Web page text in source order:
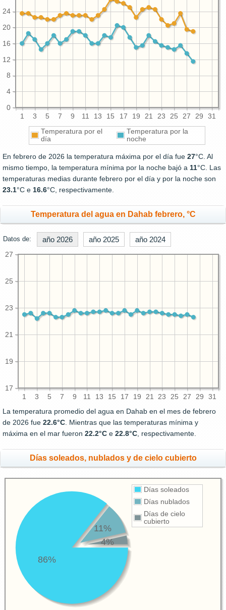
1 3 5 7 9 11 13 15 17 19 21 23 25 27 29 31
0
4
8
12
16
20
24
Temperatura por el
día
Temperatura por la
noche
En febrero de 2026 la temperatura máxima por el día fue 27°C. Al
mismo tiempo, la temperatura mínima por la noche bajó a 11°C. Las
temperaturas medias durante febrero por el día y por la noche son
23.1°C e 16.6°C, respectivamente.
Temperatura del agua en Dahab febrero, °C
Datos de: año 2026 año 2025 año 2024
1 3 5 7 9 11 13 15 17 19 21 23 25 27 29 31
17
19
21
23
25
27
La temperatura promedio del agua en Dahab en el mes de febrero
de 2026 fue 22.6°C. Mientras que las temperaturas mínima y
máxima en el mar fueron 22.2°C e 22.8°C, respectivamente.
Días soleados, nublados y de cielo cubierto
Días soleados
Días nublados
Días de cielo
cubierto
86%
11%
4%